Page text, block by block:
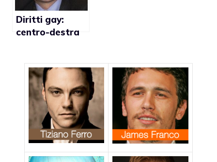
Diritti gay:
centro-destra